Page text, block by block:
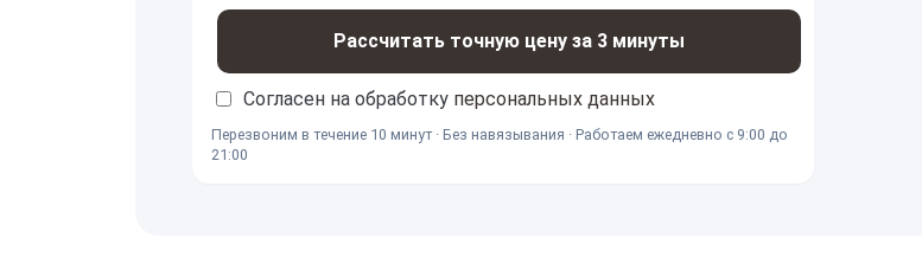
Рассчитать точную цену за 3 минуты
Согласен на обработку персональных данных
Перезвоним в течение 10 минут · Без навязывания · Работаем ежедневно с 9:00 до
21:00